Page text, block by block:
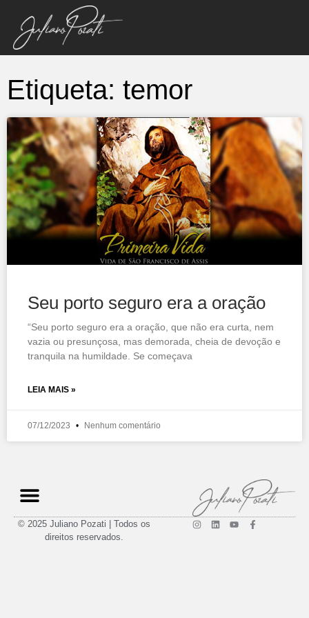
Etiqueta: temor
Seu porto seguro era a oração
“Seu porto seguro era a oração, que não era curta, nem
vazia ou presunçosa, mas demorada, cheia de devoção e
tranquila na humildade. Se começava
LEIA MAIS »
07/12/2023 Nenhum comentário
© 2025 Juliano Pozati | Todos os
direitos reservados.